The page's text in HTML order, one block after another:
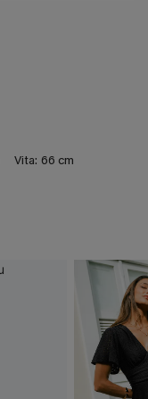
Vita: 66 cm